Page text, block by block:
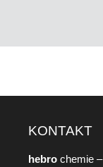
KONTAKT
hebro chemie –